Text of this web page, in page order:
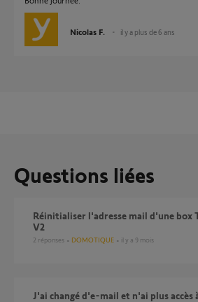
Nicolas F. il y a plus de 6 ans
Questions liées
Réinitialiser l'adresse mail d'une box TaHoma Rail - Din
V2
2 réponses DOMOTIQUE il y a 9 mois
J'ai changé d'e-mail et n'ai plus accès à mon compte